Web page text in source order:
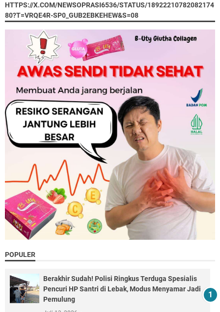
HTTPS://X.COM/NEWSOPRASI6536/STATUS/18922210782082174
80?T=VRQE4R-SP0_GUB2EBKEHEW&S=08
POPULER
Berakhir Sudah! Polisi Ringkus Terduga Spesialis
Pencuri HP Santri di Lebak, Modus Menyamar Jadi
Pemulung